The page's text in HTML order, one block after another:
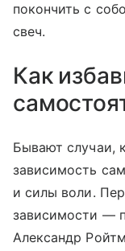
покончить с
свеч.
Как
Бывают случаи,
зависимость
и силы воли.
зависимости —
Александр